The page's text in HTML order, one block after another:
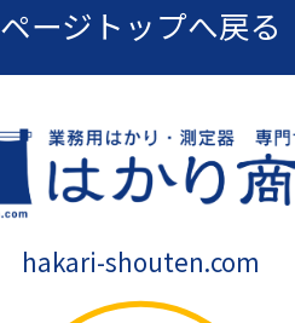
ページトップへ戻る
hakari-shouten.com